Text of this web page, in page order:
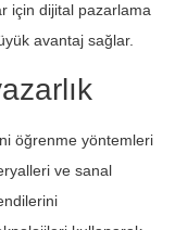
için dijital pazarlama
avantaj sağlar.
öğrenme yöntemleri
ve sanal